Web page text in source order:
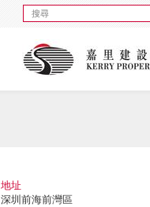
地址
深圳前海前灣區